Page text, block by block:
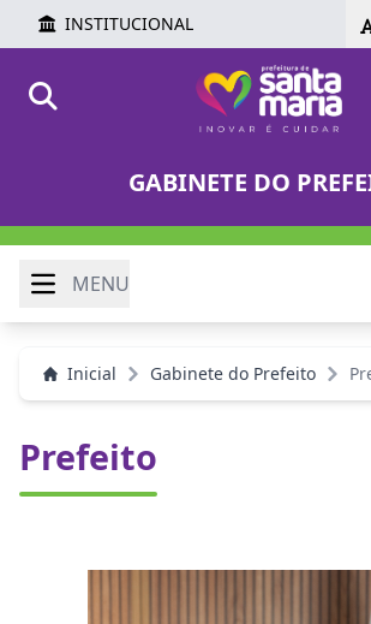
INSTITUCIONAL
GABINETE DO
MENU
Inicial Gabinete do Prefeito
Prefeito